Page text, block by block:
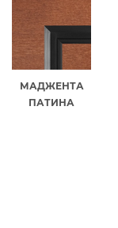
МАДЖЕНТА
ПАТИНА